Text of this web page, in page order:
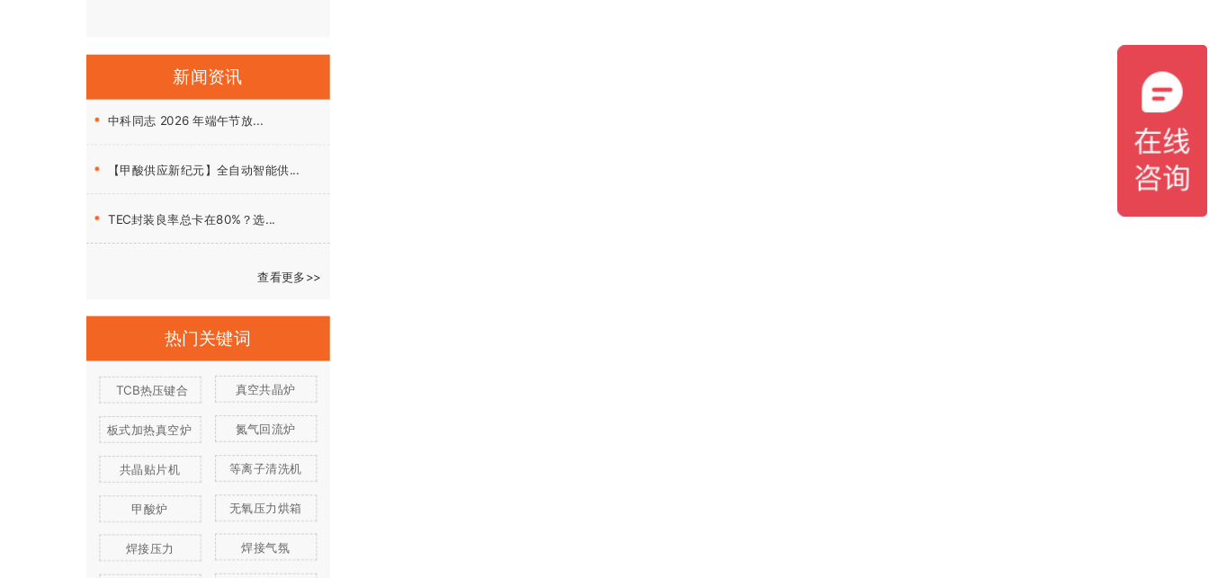
新闻资讯
中科同志 2026 年端午节放...
【甲酸供应新纪元】全自动智能供...
TEC封装良率总卡在80%？选...
查看更多>>
热门关键词
TCB热压键合
共晶贴片机
焊接压力
板式加热真空炉
甲酸炉
真空共晶炉
等离子清洗机
焊接气氛
氮气回流炉
无氧压力烘箱